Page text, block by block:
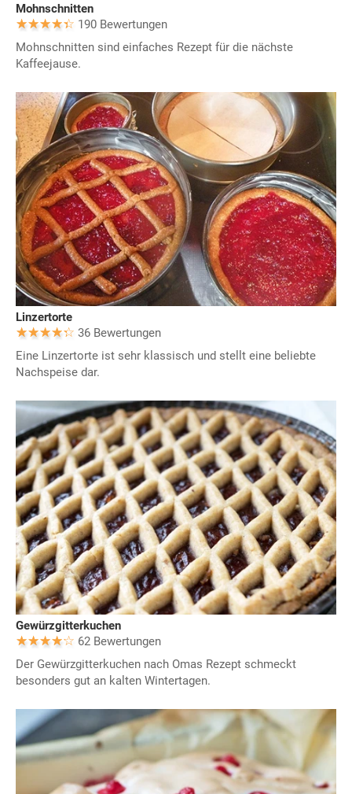
Mohnschnitten
190 Bewertungen
Mohnschnitten sind einfaches Rezept für die nächste
Kaffeejause.
Linzertorte
36 Bewertungen
Eine Linzertorte ist sehr klassisch und stellt eine beliebte
Nachspeise dar.
Gewürzgitterkuchen
62 Bewertungen
Der Gewürzgitterkuchen nach Omas Rezept schmeckt
besonders gut an kalten Wintertagen.